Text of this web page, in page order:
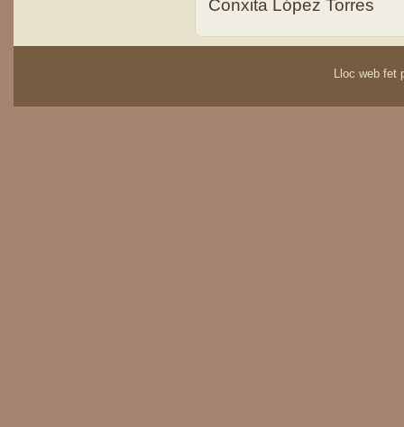
Conxita López Torres
Lloc web fet